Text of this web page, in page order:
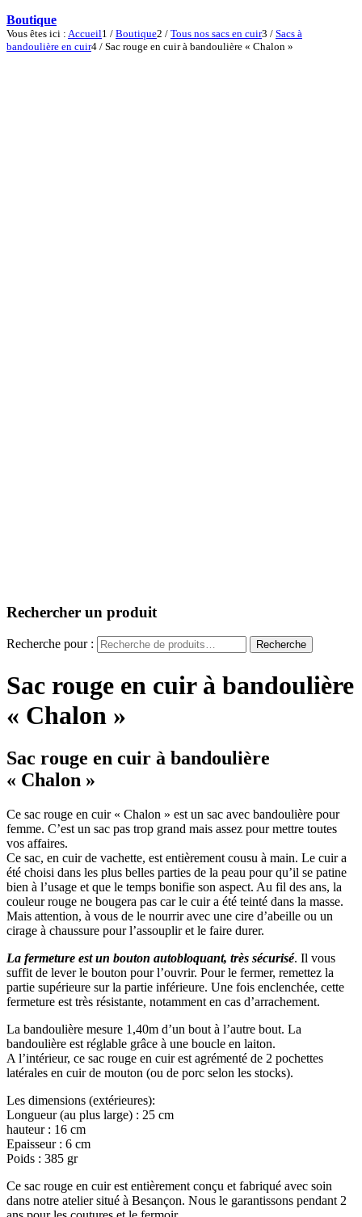
Boutique
Vous êtes ici : Accueil1 / Boutique2 / Tous nos sacs en cuir3 / Sacs à
bandoulière en cuir4 / Sac rouge en cuir à bandoulière « Chalon »
Rechercher un produit
Recherche pour : Recherche
Sac rouge en cuir à bandoulière
« Chalon »
Sac rouge en cuir à bandoulière
« Chalon »
Ce sac rouge en cuir « Chalon » est un sac avec bandoulière pour
femme. C’est un sac pas trop grand mais assez pour mettre toutes
vos affaires.
Ce sac, en cuir de vachette, est entièrement cousu à main. Le cuir a
été choisi dans les plus belles parties de la peau pour qu’il se patine
bien à l’usage et que le temps bonifie son aspect. Au fil des ans, la
couleur rouge ne bougera pas car le cuir a été teinté dans la masse.
Mais attention, à vous de le nourrir avec une cire d’abeille ou un
cirage à chaussure pour l’assouplir et le faire durer.
La fermeture est un bouton autobloquant, très sécurisé. Il vous
suffit de lever le bouton pour l’ouvrir. Pour le fermer, remettez la
partie supérieure sur la partie inférieure. Une fois enclenchée, cette
fermeture est très résistante, notamment en cas d’arrachement.
La bandoulière mesure 1,40m d’un bout à l’autre bout. La
bandoulière est réglable grâce à une boucle en laiton.
A l’intérieur, ce sac rouge en cuir est agrémenté de 2 pochettes
latérales en cuir de mouton (ou de porc selon les stocks).
Les dimensions (extérieures):
Longueur (au plus large) : 25 cm
hauteur : 16 cm
Epaisseur : 6 cm
Poids : 385 gr
Ce sac rouge en cuir est entièrement conçu et fabriqué avec soin
dans notre atelier situé à Besançon. Nous le garantissons pendant 2